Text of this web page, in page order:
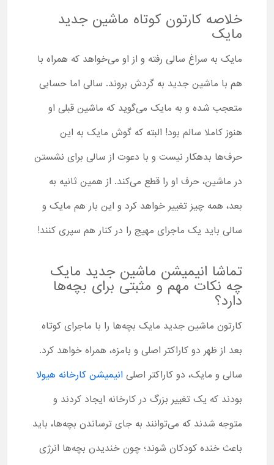
خلاصه کارتون کوتاه ماشین جدید
مایک
مایک به سراغ سالی رفته و از او می‌خواهد که همراه با
هم با ماشین جدید به گردش بروند. سالی اما حسابی
متعجب شده و به مایک می‌گوید که ماشین قبلی او
هنوز کاملا سالم بود! البته که گوش مایک به این
حرف‌ها بدهکار نیست و با دعوت از سالی برای نشستن
در ماشین، حرف او را قطع می‌کند. از همین ثانیه به
بعد، همه چیز تغییر خواهد کرد و این بار هم مایک و
سالی باید یک ماجرای مهیج را در کنار هم سپری کنند!
تماشا انیمیشن ماشین جدید مایک
چه نکات مهم و مثبتی برای بچه‌ها
دارد؟
کارتون ماشین جدید مایک بچه‌ها را با ماجرای کوتاه
بعد از ظهر دو کاراکتر اصلی و بامزه، همراه خواهد کرد.
سالی و مایک، دو کاراکتر اصلی انیمیشن کارخانه هیولا
بودند که یک تغییر بزرگ در کارخانه ایجاد کردند و
متوجه شدند که می‌توانند به جای ترساندن بچه‌ها، باید
باعث خنده کودکان شوند؛ چون خندیدن بچه‌ها انرژی